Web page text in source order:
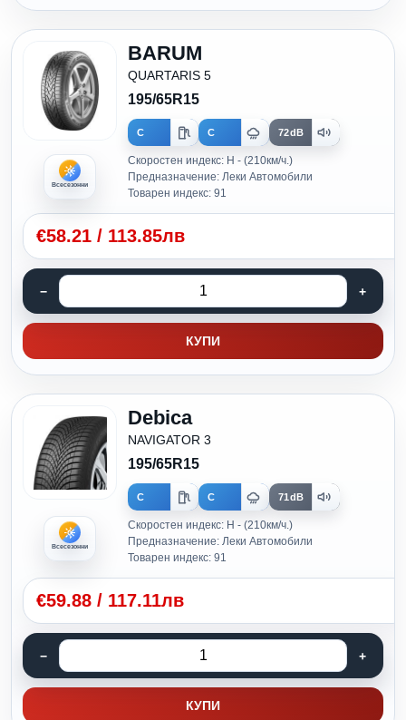
Всесезонни
BARUM
QUARTARIS 5
195/65R15
C C 72dB
Скоростен индекс: H - (210км/ч.)
Предназначение: Леки Автомобили
Товарен индекс: 91
€58.21 / 113.85лв
КУПИ
Всесезонни
Debica
NAVIGATOR 3
195/65R15
C C 71dB
Скоростен индекс: H - (210км/ч.)
Предназначение: Леки Автомобили
Товарен индекс: 91
€59.88 / 117.11лв
КУПИ